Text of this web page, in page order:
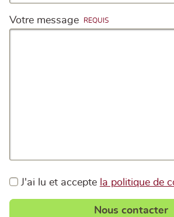
Votre message
J'ai lu et accepte la politique de
Nous contacter